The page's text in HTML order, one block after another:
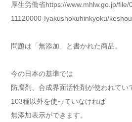
厚生労働省https://www.mhlw.go.jp/
11120000-Iyakushokuhinkyoku/
問題は「無添加」と書かれた商品。
今の日本の基準では
防腐剤、合成界面活性剤が使われてい
103種以外を使っていなければ
無添加表示ができます。